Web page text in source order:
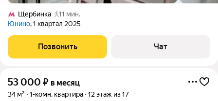
Щербинка
11 мин.
Юнино, 1 квартал 2025
Позвонить Чат
53 000 ₽ в месяц
34 м² 1-комн. квартира 12 этаж из 17